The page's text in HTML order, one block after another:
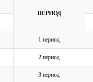
ПЕРИОД
1 период
2 период
3 период